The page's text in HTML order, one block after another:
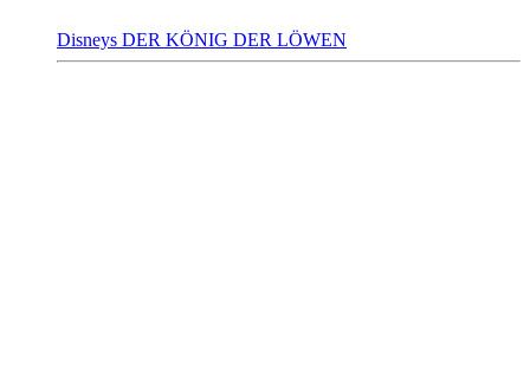
Disneys DER KÖNIG DER LÖWEN